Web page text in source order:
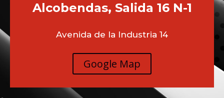
Alcobendas, Salida 16 N-1
Avenida de la Industria 14
Google Map